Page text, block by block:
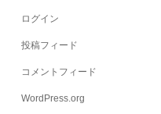
ログイン
投稿フィード
コメントフィード
WordPress.org